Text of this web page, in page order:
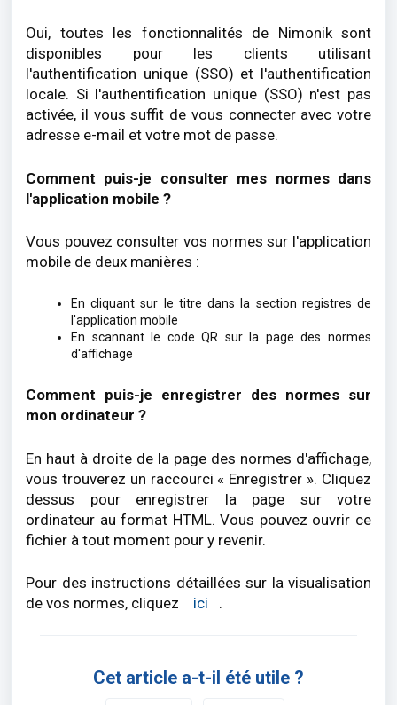
Oui, toutes les fonctionnalités de Nimonik sont
disponibles pour les clients utilisant
l'authentification unique (SSO) et l'authentification
locale. Si l'authentification unique (SSO) n'est pas
activée, il vous suffit de vous connecter avec votre
adresse e-mail et votre mot de passe.
Comment puis-je consulter mes normes dans
l'application mobile ?
Vous pouvez consulter vos normes sur l'application
mobile de deux manières :
En cliquant sur le titre dans la section registres de
l'application mobile
En scannant le code QR sur la page des normes
d'affichage
Comment puis-je enregistrer des normes sur
mon ordinateur ?
En haut à droite de la page des normes d'affichage,
vous trouverez un raccourci « Enregistrer ». Cliquez
dessus pour enregistrer la page sur votre
ordinateur au format HTML. Vous pouvez ouvrir ce
fichier à tout moment pour y revenir.
Pour des instructions détaillées sur la visualisation
de vos normes, cliquez ici .
Cet article a-t-il été utile ?